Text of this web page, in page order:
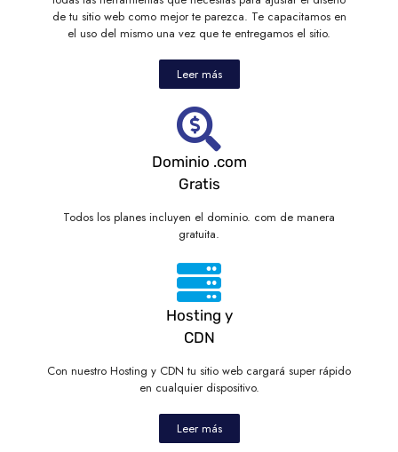
de tu sitio web como mejor te parezca. Te capacitamos en
el uso del mismo una vez que te entregamos el sitio.
Leer más
Dominio .com
Gratis
Todos los planes incluyen el dominio. com de manera
gratuita.
Hosting y
CDN
Con nuestro Hosting y CDN tu sitio web cargará super rápido
en cualquier dispositivo.
Leer más